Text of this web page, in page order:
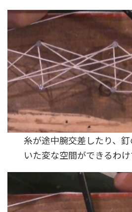
糸が途中腕交差したり、
いた変な空間ができるわ